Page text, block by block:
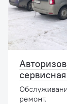
ремонт.